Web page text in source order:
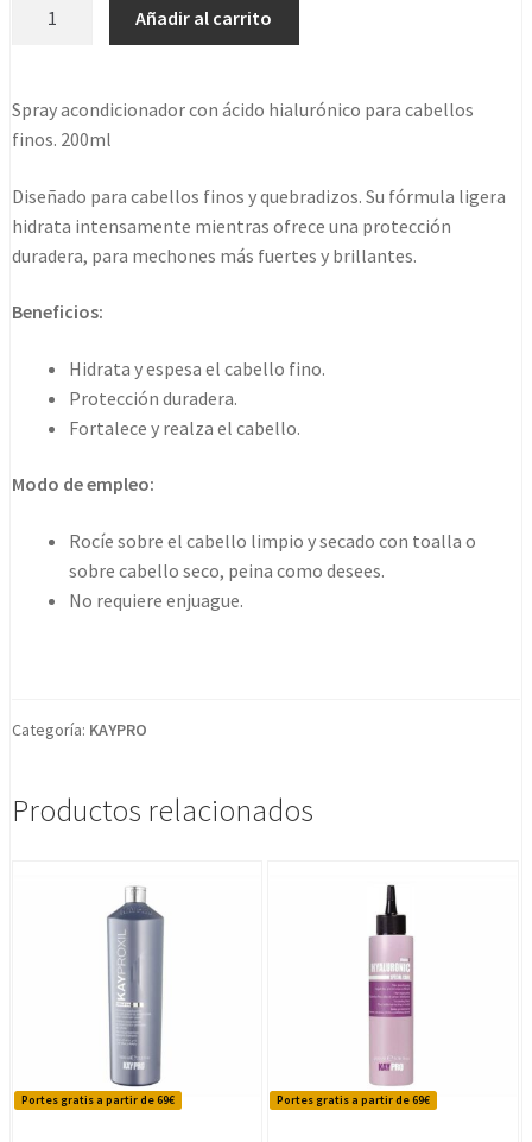
200ml
cantidad
Añadir al carrito
Spray acondicionador con ácido hialurónico para cabellos
finos. 200ml
Diseñado para cabellos finos y quebradizos. Su fórmula ligera
hidrata intensamente mientras ofrece una protección
duradera, para mechones más fuertes y brillantes.
Beneficios:
Hidrata y espesa el cabello fino.
Protección duradera.
Fortalece y realza el cabello.
Modo de empleo:
Rocíe sobre el cabello limpio y secado con toalla o
sobre cabello seco, peina como desees.
No requiere enjuague.
Categoría: KAYPRO
Productos relacionados
Portes gratis a partir de 69€ Portes gratis a partir de 69€